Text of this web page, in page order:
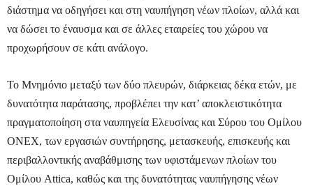
διάστημα να οδηγήσει και στη ναυπήγηση νέων πλοίων, αλλά και
να δώσει το έναυσμα και σε άλλες εταιρείες του χώρου να
προχωρήσουν σε κάτι ανάλογο.
Το Μνημόνιο μεταξύ των δύο πλευρών, διάρκειας δέκα ετών, με
δυνατότητα παράτασης, προβλέπει την κατ’ αποκλειστικότητα
πραγματοποίηση στα ναυπηγεία Ελευσίνας και Σύρου του Ομίλου
ΟΝΕΧ, των εργασιών συντήρησης, μετασκευής, επισκευής και
περιβαλλοντικής αναβάθμισης των υφιστάμενων πλοίων του
Ομίλου Attica, καθώς και της δυνατότητας ναυπήγησης νέων